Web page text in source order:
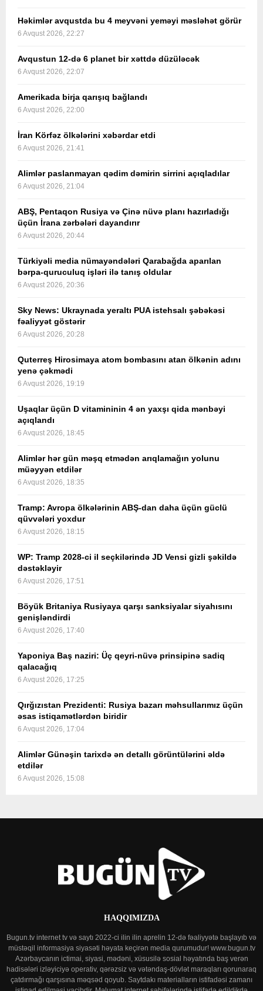
Həkimlər avqustda bu 4 meyvəni yeməyi məsləhət görür
6 Avqust 2026, 22:27
Avqustun 12-də 6 planet bir xəttdə düzüləcək
6 Avqust 2026, 22:07
Amerikada birja qarışıq bağlandı
6 Avqust 2026, 22:00
İran Körfəz ölkələrini xəbərdar etdi
6 Avqust 2026, 21:41
Alimlər paslanmayan qədim dəmirin sirrini açıqladılar
6 Avqust 2026, 21:04
ABŞ, Pentaqon Rusiya və Çinə nüvə planı hazırladığı
üçün İrana zərbələri dayandırır
6 Avqust 2026, 20:44
Türkiyəli media nümayəndələri Qarabağda aparılan
bərpa-quruculuq işləri ilə tanış oldular
6 Avqust 2026, 20:36
Sky News: Ukraynada yeraltı PUA istehsalı şəbəkəsi
fəaliyyət göstərir
6 Avqust 2026, 20:28
Quterreş Hirosimaya atom bombasını atan ölkənin adını
yenə çəkmədi
6 Avqust 2026, 19:19
Uşaqlar üçün D vitamininin 4 ən yaxşı qida mənbəyi
açıqlandı
6 Avqust 2026, 18:45
Alimlər hər gün məşq etmədən arıqlamağın yolunu
müəyyən etdilər
6 Avqust 2026, 18:35
Tramp: Avropa ölkələrinin ABŞ-dan daha üçün güclü
qüvvələri yoxdur
6 Avqust 2026, 18:15
WP: Tramp 2028-ci il seçkilərində JD Vensi gizli şəkildə
dəstəkləyir
6 Avqust 2026, 17:51
Böyük Britaniya Rusiyaya qarşı sanksiyalar siyahısını
genişləndirdi
6 Avqust 2026, 17:40
Yaponiya Baş naziri: Üç qeyri-nüvə prinsipinə sadiq
qalacağıq
6 Avqust 2026, 17:25
Qırğızıstan Prezidenti: Rusiya bazarı məhsullarımız üçün
əsas istiqamətlərdən biridir
6 Avqust 2026, 17:04
Alimlər Günəşin tarixdə ən detallı görüntülərini əldə
etdilər
6 Avqust 2026, 15:08
HAQQIMIZDA
Bugun.tv internet tv və saytı 2022-ci ilin ilin aprelin 12-də fəaliyyətə başlayıb və
müstəqil informasiya siyasəti həyata keçirən media qurumudur! www.bugun.tv
Azərbaycanın ictimai, siyasi, mədəni, xüsusilə sosial həyatında baş verən
hadisələri izləyiciyə operativ, qərəzsiz və vətəndaş-dövlət maraqları qorunaraq
çatdırmağı qarşısına məqsəd qoyub. Saytdakı materialların istifadəsi zamanı